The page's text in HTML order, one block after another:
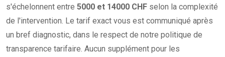
s'échelonnent entre 5000 et 14000 CHF selon la complexité
de l'intervention. Le tarif exact vous est communiqué après
un bref diagnostic, dans le respect de notre politique de
transparence tarifaire. Aucun supplément pour les